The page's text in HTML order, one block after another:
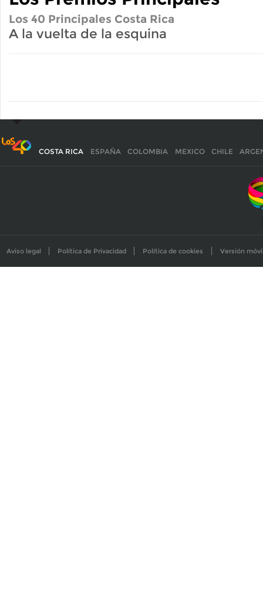
Los 40 Principales Costa Rica
A la vuelta de la esquina
COSTA RICA ESPAÑA COLOMBIA MEXICO CHILE
Aviso legal Política de Privacidad Política de cookies Versión